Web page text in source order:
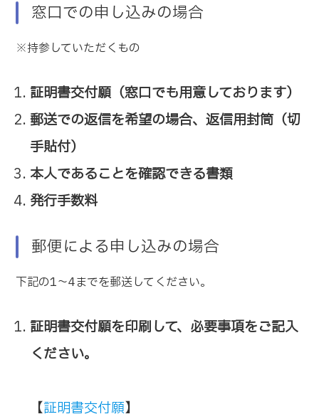
窓口での申し込みの場合
※持参していただくもの
証明書交付願（窓口でも用意しております）
郵送での返信を希望の場合、返信用封筒（切
手貼付）
本人であることを確認できる書類
発行手数料
郵便による申し込みの場合
下記の1～4までを郵送してください。
証明書交付願を印刷して、必要事項をご記入
ください。
【証明書交付願】